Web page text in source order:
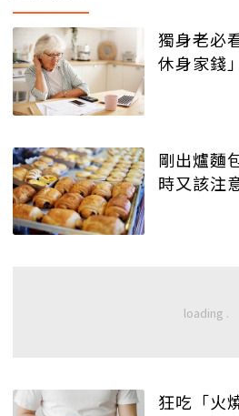
獨身老必
休身家錢
剛出爐麵
時又該注
狂吃「火